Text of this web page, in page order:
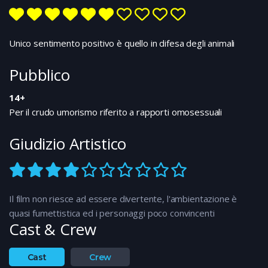
restano leali nei confronti del sovrano. Non hanno
fatto i conti con Morderd che è sempre in agguato e
Unico sentimento positivo è quello in difesa degli animali
Pubblico
14+
Per il crudo umorismo riferito a rapporti omosessuali
Giudizio Artistico
Il film non riesce ad essere divertente, l'ambientazione è
quasi fumettistica ed i personaggi poco convincenti
Cast & Crew
Cast Crew